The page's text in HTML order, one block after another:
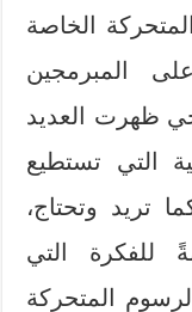
الخاصة
المبرمجين
ظهرت العديد
التي تستطيع
تريد وتحتاج،
للفكرة التي
المتحركة